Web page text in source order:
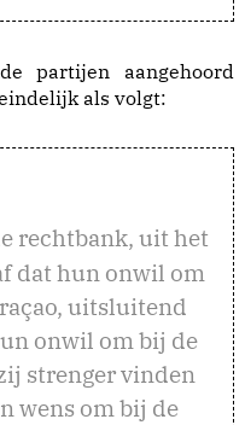
partijen aangehoord
als volgt:
rechtbank, uit het
dat hun onwil om
uitsluitend
onwil om bij de
strenger vinden
wens om bij de